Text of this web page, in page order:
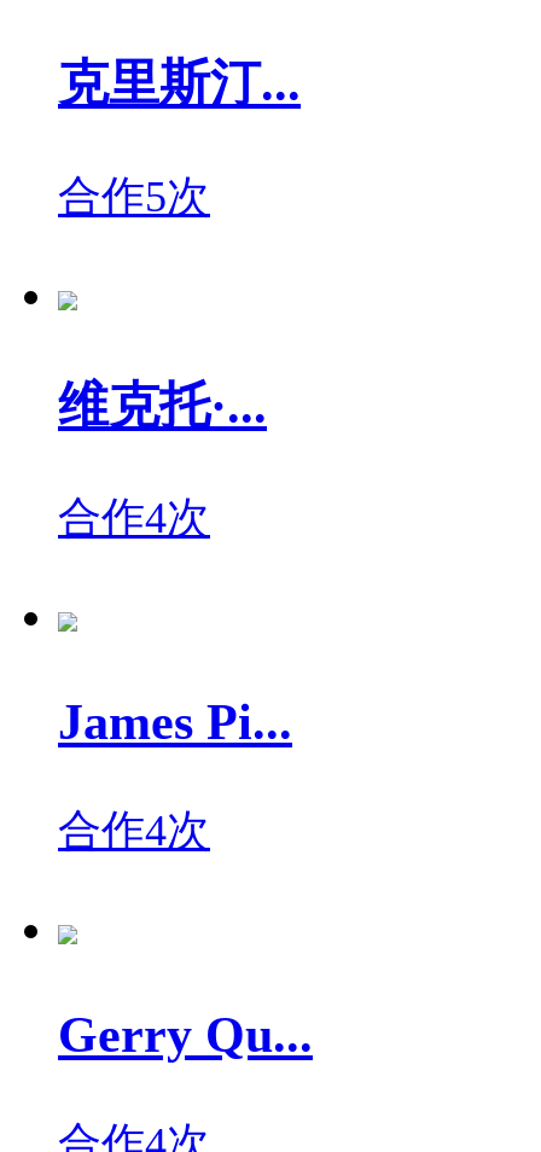
克里斯汀...
合作5次
维克托·...
合作4次
James Pi...
合作4次
Gerry Qu...